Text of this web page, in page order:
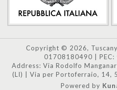
Copyright © 2026,
01708180490 | PEC:
Address: Via Rodolfo
(LI) | Via per Portoferraio, 14,
Powered by